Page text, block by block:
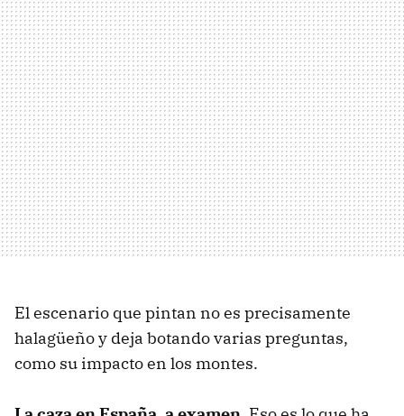
El escenario que pintan no es precisamente
halagüeño y deja botando varias preguntas,
como su impacto en los montes.